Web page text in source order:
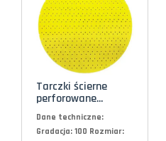
Tarczki ścierne
perforowane...
Dane techniczne:
Gradacja: 100 Rozmiar: